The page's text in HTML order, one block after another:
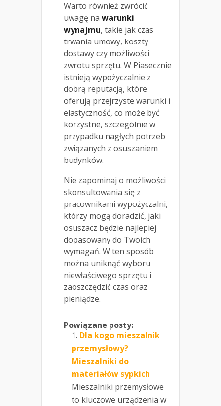
Warto również zwrócić
uwagę na warunki
wynajmu, takie jak czas
trwania umowy, koszty
dostawy czy możliwości
zwrotu sprzętu. W Piasecznie
istnieją wypożyczalnie z
dobrą reputacją, które
oferują przejrzyste warunki i
elastyczność, co może być
korzystne, szczególnie w
przypadku nagłych potrzeb
związanych z osuszaniem
budynków.
Nie zapominaj o możliwości
skonsultowania się z
pracownikami wypożyczalni,
którzy mogą doradzić, jaki
osuszacz będzie najlepiej
dopasowany do Twoich
wymagań. W ten sposób
można uniknąć wyboru
niewłaściwego sprzętu i
zaoszczędzić czas oraz
pieniądze.
Powiązane posty:
Dla kogo mieszalnik
przemysłowy?
Mieszalniki do
materiałów sypkich
Mieszalniki przemysłowe
to kluczowe urządzenia w